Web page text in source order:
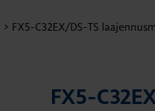
> FX5-C32EX/DS-TS
FX5-